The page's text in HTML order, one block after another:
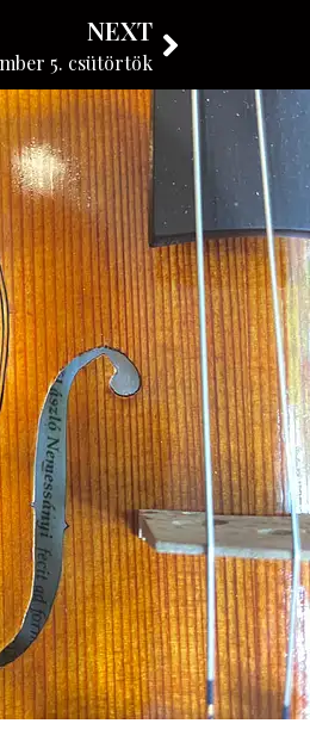
KÖVESSE BLOGUNKAT
NEXT
5. csütörtök